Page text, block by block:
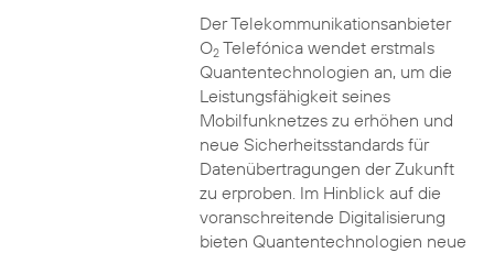
Der Telekommunikationsanbieter
O2Telefónica wendet erstmals
Quantentechnologien an, um die
Leistungsfähigkeit seines
Mobilfunknetzes zu erhöhen und
neue Sicherheitsstandards für
Datenübertragungen der Zukunft
zu erproben. Im Hinblick auf die
voranschreitende Digitalisierung
bieten Quantentechnologien neue